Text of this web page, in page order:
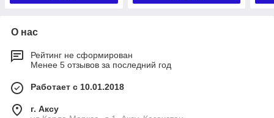
О нас
Рейтинг не сформирован
Менее 5 отзывов за последний год
Работает с 10.01.2018
г. Аксу